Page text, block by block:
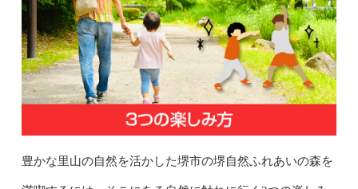
豊かな里山の自然を活かした堺市の堺自然ふれあいの森を